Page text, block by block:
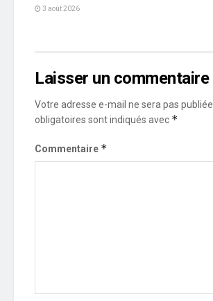
3 août 2026
Laisser un commentaire
Votre adresse e-mail ne sera pas publiée.
obligatoires sont indiqués avec *
Commentaire *